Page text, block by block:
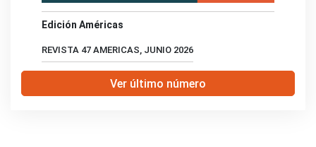
Edición Américas
REVISTA 47 AMERICAS, JUNIO 2026
Ver último número